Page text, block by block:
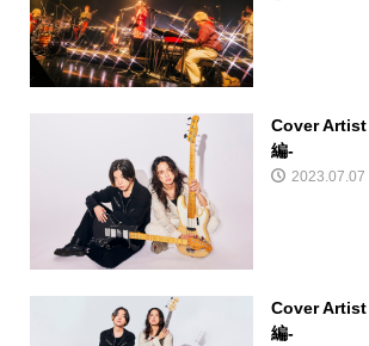
Cover Artist
編-
2023.07.07
Cover Artist
編-